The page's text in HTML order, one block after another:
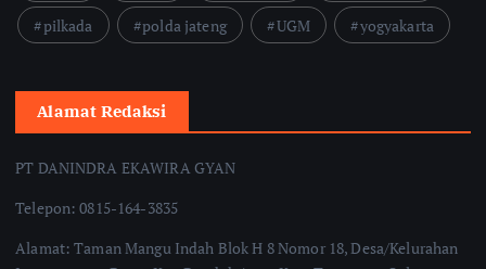
pilkada
polda jateng UGM yogyakarta
Alamat Redaksi
PT DANINDRA EKAWIRA GYAN
Telepon: 0815-164-3835
Alamat: Taman Mangu Indah Blok H 8 Nomor 18, Desa/Kelurahan